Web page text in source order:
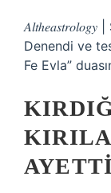
Denendi ve
Fe Evla”